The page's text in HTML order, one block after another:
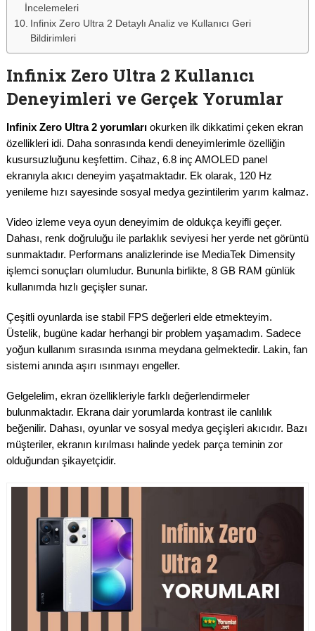
İncelemeleri
Infinix Zero Ultra 2 Detaylı Analiz ve Kullanıcı Geri
Bildirimleri
Infinix Zero Ultra 2 Kullanıcı
Deneyimleri ve Gerçek Yorumlar
Infinix Zero Ultra 2 yorumları okurken ilk dikkatimi çeken ekran
özellikleri idi. Daha sonrasında kendi deneyimlerimle özelliğin
kusursuzluğunu keşfettim. Cihaz, 6.8 inç AMOLED panel
ekranıyla akıcı deneyim yaşatmaktadır. Ek olarak, 120 Hz
yenileme hızı sayesinde sosyal medya gezintilerim yarım kalmaz.
Video izleme veya oyun deneyimim de oldukça keyifli geçer.
Dahası, renk doğruluğu ile parlaklık seviyesi her yerde net görüntü
sunmaktadır. Performans analizlerinde ise MediaTek Dimensity
işlemci sonuçları olumludur. Bununla birlikte, 8 GB RAM günlük
kullanımda hızlı geçişler sunar.
Çeşitli oyunlarda ise stabil FPS değerleri elde etmekteyim.
Üstelik, bugüne kadar herhangi bir problem yaşamadım. Sadece
yoğun kullanım sırasında ısınma meydana gelmektedir. Lakin, fan
sistemi anında aşırı ısınmayı engeller.
Gelgelelim, ekran özellikleriyle farklı değerlendirmeler
bulunmaktadır. Ekrana dair yorumlarda kontrast ile canlılık
beğenilir. Dahası, oyunlar ve sosyal medya geçişleri akıcıdır. Bazı
müşteriler, ekranın kırılması halinde yedek parça teminin zor
olduğundan şikayetçidir.